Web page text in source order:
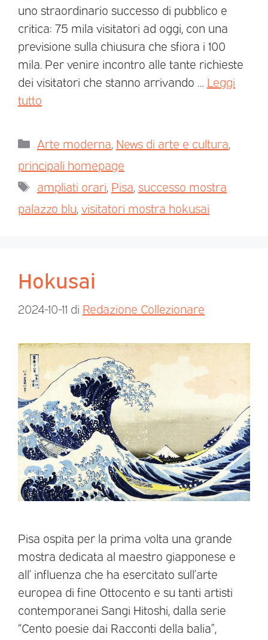
uno straordinario successo di pubblico e
critica: 75 mila visitatori ad oggi, con una
previsione sulla chiusura che sfiora i 100
mila. Per venire incontro alle tante richieste
dei visitatori che stanno arrivando … Leggi
tutto
Arte moderna News di arte e cultura
principali homepage
ampliati orari Pisa successo mostra
palazzo blu visitatori mostra hokusai
Hokusai
2024-10-11 di Redazione Collezionare
Pisa ospita per la prima volta una grande
mostra dedicata al maestro giapponese e
all’ influenza che ha esercitato sull’arte
europea di fine Ottocento e su tanti artisti
contemporanei Sangi Hitoshi, dalla serie
“Cento poesie dai Racconti della balia”,